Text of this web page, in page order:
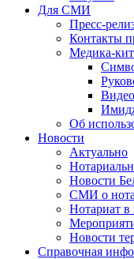
Для СМИ
Пресс-
Контакты
Медика-кит
Об
Новости
Актуально
Новости
СМИ о
Нотариат в
Новости
Справочная